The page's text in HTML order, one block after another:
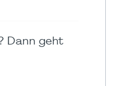
Dann geht